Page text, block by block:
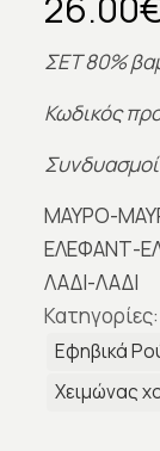
ΣΕΤ 80%
Κωδικός
ΜΑΥΡΟ-
ΕΛΕΦΑΝΤ-
ΛΑΔΙ-ΛΑΔΙ
Κατηγορίες:
Εφηβικά
Χειμώνας